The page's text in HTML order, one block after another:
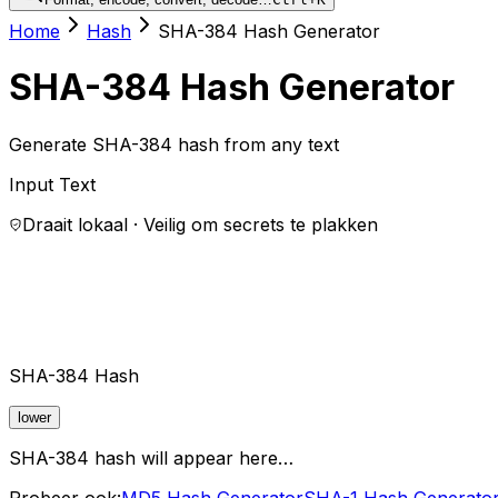
Home Hash SHA-384 Hash Generator
SHA-384 Hash Generator
Generate SHA-384 hash from any text
Input Text
Draait lokaal · Veilig om secrets te plakken
SHA-384 Hash
lower
SHA-384 hash will appear here…